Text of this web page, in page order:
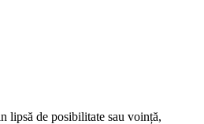
lipsă de posibilitate sau voință,